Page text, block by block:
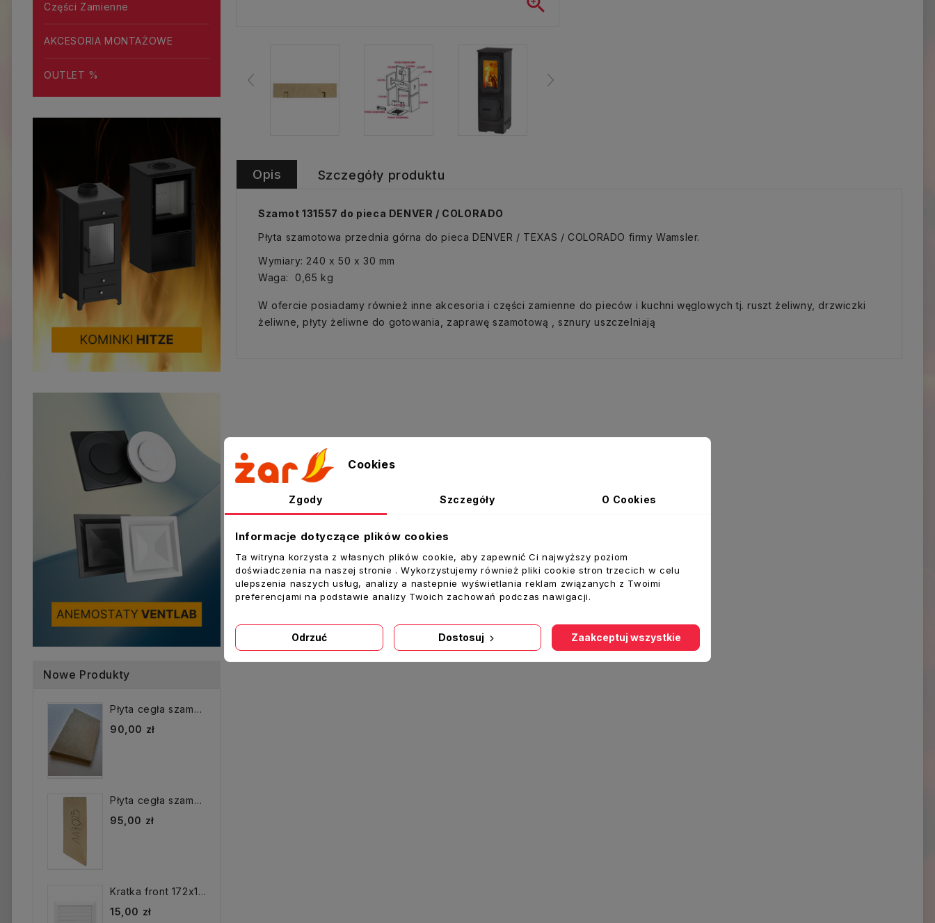
Części Zamienne
AKCESORIA MONTAŻOWE
OUTLET %
Nowe Produkty
Płyta cegła szamotowa...
90,00 zł
Płyta cegła szamotowa...
95,00 zł
Kratka front 172x172 mm...
15,00 zł
Opis Szczegóły produktu
Szamot 131557 do pieca DENVER / COLORADO
Płyta szamotowa przednia górna do pieca DENVER / TEXAS / COLORADO firmy Wamsler.
Wymiary: 240 x 50 x 30 mm
Waga: 0,65 kg
W ofercie posiadamy również inne akcesoria i części zamienne do pieców i kuchni węglowych tj. ruszt żeliwny, drzwiczki
żeliwne, płyty żeliwne do gotowania, zaprawę szamotową , sznury uszczelniają
Cookies
Zgody Szczegóły O Cookies
Informacje dotyczące plików cookies
Ta witryna korzysta z własnych plików cookie, aby zapewnić Ci najwyższy poziom
doświadczenia na naszej stronie . Wykorzystujemy również pliki cookie stron trzecich w celu
ulepszenia naszych usług, analizy a nastepnie wyświetlania reklam związanych z Twoimi
preferencjami na podstawie analizy Twoich zachowań podczas nawigacji.
Odrzuć Dostosuj Zaakceptuj wszystkie